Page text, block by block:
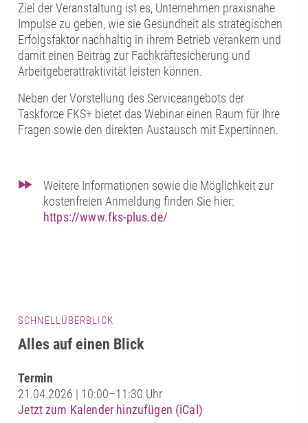
Ziel der Veranstaltung ist es, Unternehmen praxisnahe
Impulse zu geben, wie sie Gesundheit als strategischen
Erfolgsfaktor nachhaltig in ihrem Betrieb verankern und
damit einen Beitrag zur Fachkräftesicherung und
Arbeitgeberattraktivität leisten können.
Neben der Vorstellung des Serviceangebots der
Taskforce FKS+ bietet das Webinar einen Raum für Ihre
Fragen sowie den direkten Austausch mit Expertinnen.
Weitere Informationen sowie die Möglichkeit zur
kostenfreien Anmeldung finden Sie hier:
https://www.fks-plus.de/
SCHNELLÜBERBLICK
Alles auf einen Blick
Termin
21.04.2026 | 10:00–11:30 Uhr
Jetzt zum Kalender hinzufügen (iCal)